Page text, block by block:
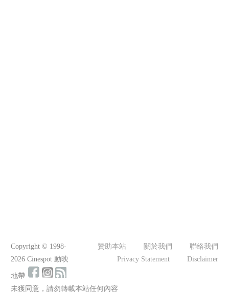
贊助本站 關於我們
聯絡我們
Privacy Statement
Disclaimer
Copyright © 1998-
2026 Cinespot 動映
地帶
未獲同意，請勿轉載本站任何內容